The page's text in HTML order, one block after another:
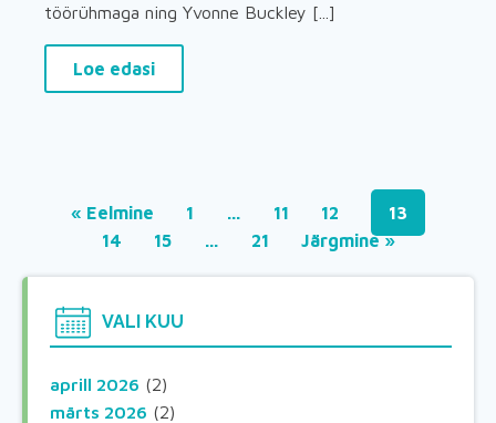
töörühmaga ning Yvonne Buckley [...]
Loe edasi
« Eelmine 1 … 11 12
13
14
15 … 21 Järgmine »
VALI KUU
aprill 2026 (2)
märts 2026 (2)